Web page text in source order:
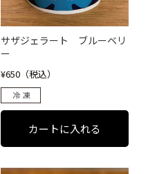
サザジェラート ブルーベリ
ー
¥650（税込）